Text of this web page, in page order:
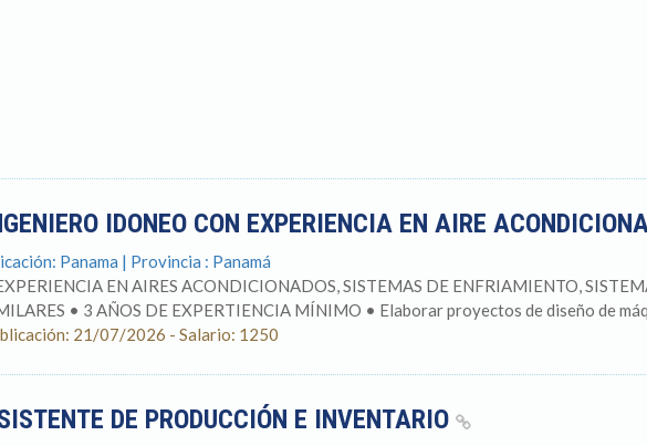
IDONEO CON EXPERIENCIA EN AIRE
Panama | Provincia : Panamá
EN AIRES ACONDICIONADOS, SISTEMAS DE ENFRIAMIENTO,
• 3 AÑOS DE EXPERTIENCIA MÍNIMO • Elaborar proyectos de diseño de
21/07/2026 - Salario: 1250
DE PRODUCCIÓN E INVENTARIO